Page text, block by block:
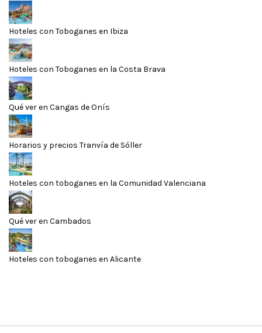
Hoteles con Toboganes en Ibiza
Hoteles con Toboganes en la Costa Brava
Qué ver en Cangas de Onís
Horarios y precios Tranvía de Sóller
Hoteles con toboganes en la Comunidad Valenciana
Qué ver en Cambados
Hoteles con toboganes en Alicante